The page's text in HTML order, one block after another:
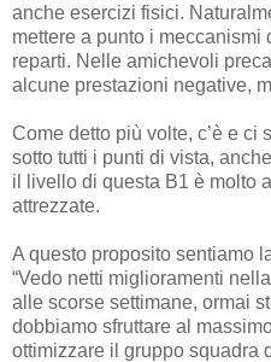
anche esercizi fisici.
mettere a punto i meccanismi
reparti. Nelle amichevoli
alcune prestazioni negative,
Come detto più volte, c’è e ci
sotto tutti i punti di vista,
il livello di questa B1 è molto
attrezzate.
A questo proposito sentiamo
“Vedo netti miglioramenti
alle scorse settimane, ormai
dobbiamo sfruttare al
ottimizzare il gruppo squadra